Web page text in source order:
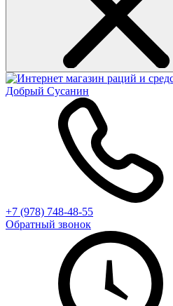
+7 (978) 748-48-55
Обратный звонок